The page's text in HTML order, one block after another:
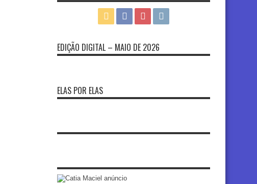
EDIÇÃO DIGITAL – MAIO DE 2026
ELAS POR ELAS